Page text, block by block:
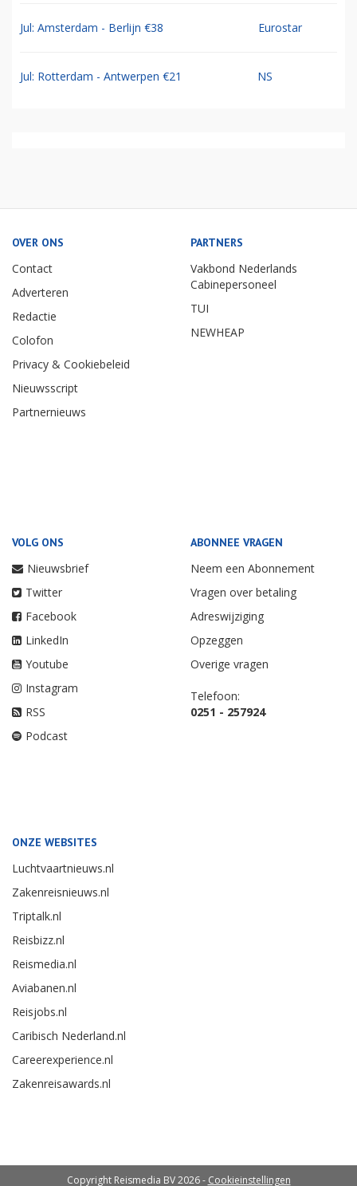
Jul: Amsterdam - Berlijn €38 Eurostar
Jul: Rotterdam - Antwerpen €21 NS
OVER ONS
Contact
Adverteren
Redactie
Colofon
Privacy & Cookiebeleid
Nieuwsscript
Partnernieuws
PARTNERS
Vakbond Nederlands
Cabinepersoneel
TUI
NEWHEAP
VOLG ONS
Nieuwsbrief
Twitter
Facebook
LinkedIn
Youtube
Instagram
RSS
Podcast
ABONNEE VRAGEN
Neem een Abonnement
Vragen over betaling
Adreswijziging
Opzeggen
Overige vragen
Telefoon:
0251 - 257924
ONZE WEBSITES
Luchtvaartnieuws.nl
Zakenreisnieuws.nl
Triptalk.nl
Reisbizz.nl
Reismedia.nl
Aviabanen.nl
Reisjobs.nl
Caribisch Nederland.nl
Careerexperience.nl
Zakenreisawards.nl
Copyright Reismedia BV 2026 - Cookieinstellingen